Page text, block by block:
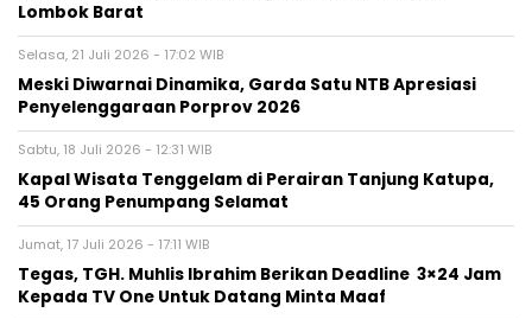
Lombok Barat
Selasa, 21 Juli 2026 - 17:02 WIB
Meski Diwarnai Dinamika, Garda Satu NTB Apresiasi
Penyelenggaraan Porprov 2026 ‎
Sabtu, 18 Juli 2026 - 12:31 WIB
Kapal Wisata Tenggelam di Perairan Tanjung Katupa,
45 Orang Penumpang Selamat
Jumat, 17 Juli 2026 - 17:11 WIB
Tegas, TGH. Muhlis Ibrahim Berikan Deadline 3×24 Jam
Kepada TV One Untuk Datang Minta Maaf